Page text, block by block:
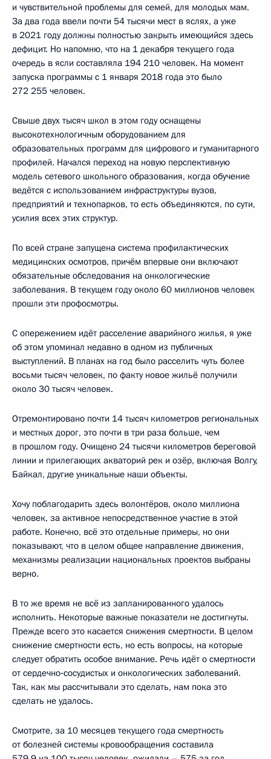
и чувствительной проблемы для семей, для молодых мам.
За два года ввели почти 54 тысячи мест в яслях, а уже
в 2021 году должны полностью закрыть имеющийся здесь
дефицит. Но напомню, что на 1 декабря текущего года
очередь в ясли составляла 194 210 человек. На момент
запуска программы с 1 января 2018 года это было
272 255 человек.
Свыше двух тысяч школ в этом году оснащены
высокотехнологичным оборудованием для
образовательных программ для цифрового и гуманитарного
профилей. Начался переход на новую перспективную
модель сетевого школьного образования, когда обучение
ведётся с использованием инфраструктуры вузов,
предприятий и технопарков, то есть объединяются, по сути,
усилия всех этих структур.
По всей стране запущена система профилактических
медицинских осмотров, причём впервые они включают
обязательные обследования на онкологические
заболевания. В текущем году около 60 миллионов человек
прошли эти профосмотры.
С опережением идёт расселение аварийного жилья, я уже
об этом упоминал недавно в одном из публичных
выступлений. В планах на год было расселить чуть более
восьми тысяч человек, по факту новое жильё получили
около 30 тысяч человек.
Отремонтировано почти 14 тысяч километров региональных
и местных дорог, это почти в три раза больше, чем
в прошлом году. Очищено 24 тысячи километров береговой
линии и прилегающих акваторий рек и озёр, включая Волгу,
Байкал, другие уникальные наши объекты.
Хочу поблагодарить здесь волонтёров, около миллиона
человек, за активное непосредственное участие в этой
работе. Конечно, всё это отдельные примеры, но они
показывают, что в целом общее направление движения,
механизмы реализации национальных проектов выбраны
верно.
В то же время не всё из запланированного удалось
исполнить. Некоторые важные показатели не достигнуты.
Прежде всего это касается снижения смертности. В целом
снижение смертности есть, но есть вопросы, на которые
следует обратить особое внимание. Речь идёт о смертности
от сердечно‑сосудистых и онкологических заболеваний.
Так, как мы рассчитывали это сделать, нам пока это
сделать не удалось.
Смотрите, за 10 месяцев текущего года смертность
от болезней системы кровообращения составила